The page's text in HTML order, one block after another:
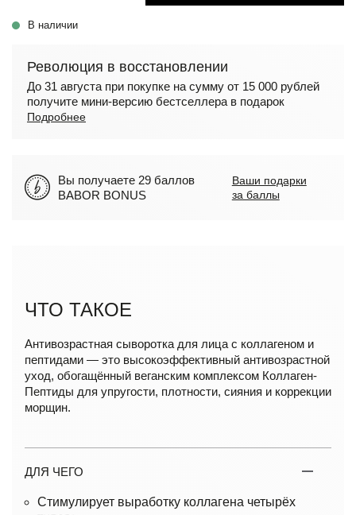
В наличии
Революция в восстановлении
До 31 августа при покупке на сумму от 15 000 рублей
получите мини-версию бестселлера в подарок
Подробнее
Вы получаете 29 баллов
BABOR BONUS
Ваши подарки
за баллы
ЧТО ТАКОЕ
Антивозрастная сыворотка для лица с коллагеном и
пептидами — это высокоэффективный антивозрастной
уход, обогащённый веганским комплексом Коллаген-
Пептиды для упругости, плотности, сияния и коррекции
морщин.
ДЛЯ ЧЕГО
Стимулирует выработку коллагена четырёх